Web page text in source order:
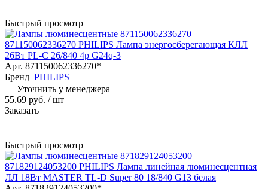
Быстрый просмотр
871150062336270 PHILIPS Лампа энергосберегающая КЛЛ
26Вт PL-C 26/840 4p G24q-3
Арт. 871150062336270*
Бренд PHILIPS
Уточнить у менеджера
55.69 руб. / шт
Заказать
Быстрый просмотр
871829124053200 PHILIPS Лампа линейная люминесцентная
ЛЛ 18Вт MASTER TL-D Super 80 18/840 G13 белая